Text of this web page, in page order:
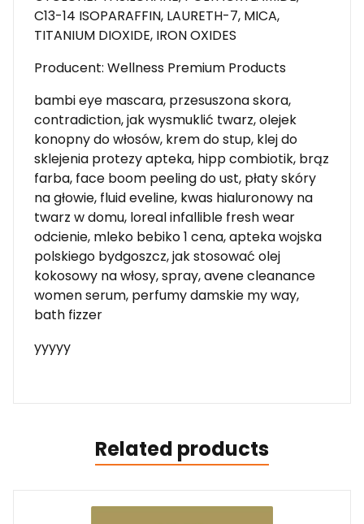
C13-14 ISOPARAFFIN, LAURETH-7, MICA,
TITANIUM DIOXIDE, IRON OXIDES
Producent: Wellness Premium Products
bambi eye mascara, przesuszona skora,
contradiction, jak wysmuklić twarz, olejek
konopny do włosów, krem do stup, klej do
sklejenia protezy apteka, hipp combiotik, brąz
farba, face boom peeling do ust, płaty skóry
na głowie, fluid eveline, kwas hialuronowy na
twarz w domu, loreal infallible fresh wear
odcienie, mleko bebiko 1 cena, apteka wojska
polskiego bydgoszcz, jak stosować olej
kokosowy na włosy, spray, avene cleanance
women serum, perfumy damskie my way,
bath fizzer
yyyyy
Related products